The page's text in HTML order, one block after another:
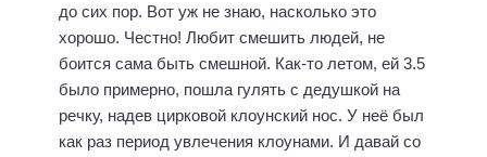
до сих пор. Вот уж не знаю, насколько это
хорошо. Честно! Любит смешить людей, не
боится сама быть смешной. Как-то летом, ей 3.5
было примерно, пошла гулять с дедушкой на
речку, надев цирковой клоунский нос. У неё был
как раз период увлечения клоунами. И давай со